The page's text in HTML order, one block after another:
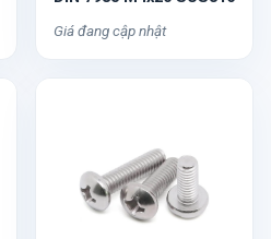
Giá đang cập nhật